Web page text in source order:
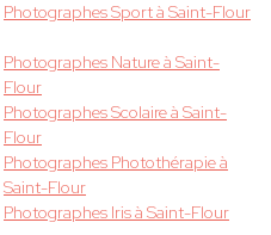
Photographes Sport à Saint-Flour
Photographes Nature à Saint-
Flour
Photographes Scolaire à Saint-
Flour
Photographes Photothérapie à
Saint-Flour
Photographes Iris à Saint-Flour